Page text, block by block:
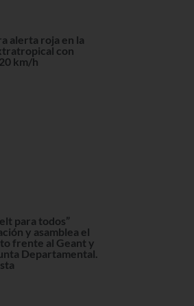
alerta roja en la
con
km/h
para todos”
y asamblea el
frente al Geant y
Departamental.